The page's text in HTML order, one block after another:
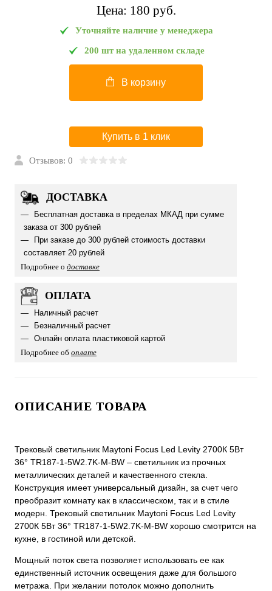
Цена: 180 pуб.
Уточняйте наличие у менеджера
200 шт на удаленном складе
В корзину
Купить в 1 клик
Отзывов: 0
ДОСТАВКА
Бесплатная доставка в пределах МКАД при сумме
заказа от 300 рублей
При заказе до 300 рублей стоимость доставки
составляет 20 рублей
Подробнее о доставке
ОПЛАТА
Наличный расчет
Безналичный расчет
Онлайн оплата пластиковой картой
Подробнее об оплате
ОПИСАНИЕ ТОВАРА
Трековый светильник Maytoni Focus Led Levity 2700К 5Вт
36° TR187-1-5W2.7K-M-BW – светильник из прочных
металлических деталей и качественного стекла.
Конструкция имеет универсальный дизайн, за счет чего
преобразит комнату как в классическом, так и в стиле
модерн. Трековый светильник Maytoni Focus Led Levity
2700К 5Вт 36° TR187-1-5W2.7K-M-BW хорошо смотрится на
кухне, в гостиной или детской.
Мощный поток света позволяет использовать ее как
единственный источник освещения даже для большого
метража. При желании потолок можно дополнить